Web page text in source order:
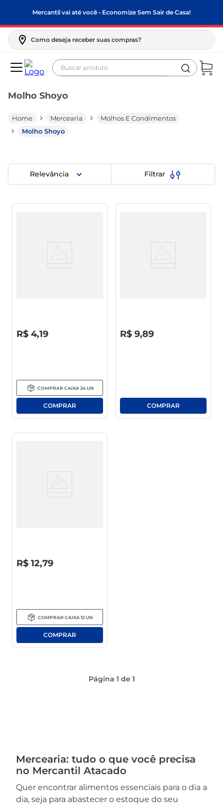
Mercantil vai até você • Economize Sem Sair de Casa!
Como deseja receber suas compras?
Buscar produto
Molho Shoyo
Mercearia
Molhos E Condimentos
Molho Shoyo
Relevância Filtrar
R$ 4,19
COMPRAR CAIXA 24 UN
R$ 9,89
R$ 12,79
COMPRAR CAIXA 12UN
Página 1 de 1
Mercearia: tudo o que você precisa
no Mercantil Atacado
Quer encontrar alimentos essenciais para o dia a
dia, seja para abastecer o estoque do seu
biscoito
arroz
feijão
leite pó